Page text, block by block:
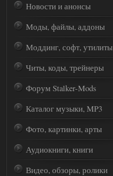
Новости и анонсы
Моды, файлы, аддоны
Моддинг, софт, утилиты
Читы, коды, трейнеры
Форум Stalker-Mods
Каталог музыки, MP3
Фото, картинки, арты
Аудиокниги, книги
Видео, обзоры, ролики